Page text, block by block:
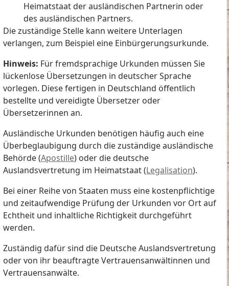
Heimatstaat der ausländischen Partnerin oder
des ausländischen Partners.
Die zuständige Stelle kann weitere Unterlagen
verlangen, zum Beispiel eine Einbürgerungsurkunde.
Hinweis: Für fremdsprachige Urkunden müssen Sie
lückenlose Übersetzungen in deutscher Sprache
vorlegen. Diese fertigen in Deutschland öffentlich
bestellte und vereidigte Übersetzer oder
Übersetzerinnen an.
Ausländische Urkunden benötigen häufig auch eine
Überbeglaubigung durch die zuständige ausländische
Behörde (Apostille) oder die deutsche
Auslandsvertretung im Heimatstaat (Legalisation).
Bei einer Reihe von Staaten muss eine kostenpflichtige
und zeitaufwendige Prüfung der Urkunden vor Ort auf
Echtheit und inhaltliche Richtigkeit durchgeführt
werden.
Zuständig dafür sind die Deutsche Auslandsvertretung
oder von ihr beauftragte Vertrauensanwältinnen und
Vertrauensanwälte.